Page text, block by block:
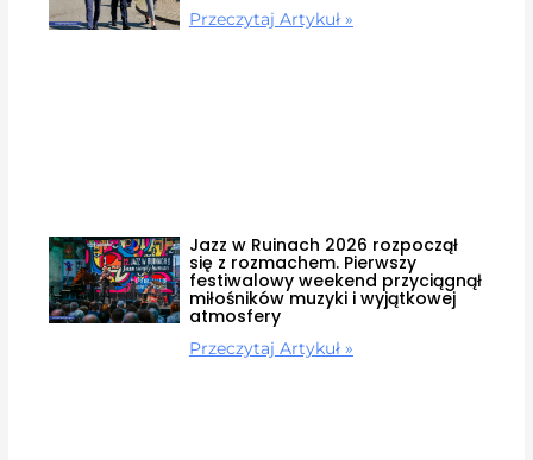
Przeczytaj Artykuł »
Jazz w Ruinach 2026 rozpoczął
się z rozmachem. Pierwszy
festiwalowy weekend przyciągnął
miłośników muzyki i wyjątkowej
atmosfery
Przeczytaj Artykuł »